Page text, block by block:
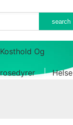
Kosthold Og
Helse